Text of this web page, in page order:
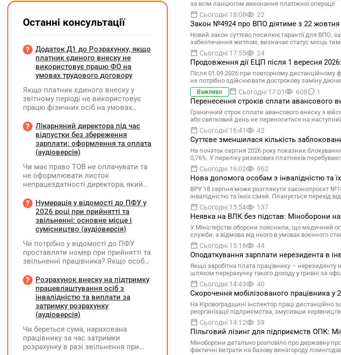
за всім ланцюгом виконання платіжної операції
Сьогодні 18:08 22
Закон №4924 про ВПО діятиме з 22 жовтня
Новий закон суттєво посилює гарантії для ВПО,
забезпечення житлом, визначає статус місць
Сьогодні 17:55 24
Продовження дії ЕЦП після 1 вересня
Після 01.09.2026 при повторному
не потрібно здійснювати дострокову заміну
Важливо Сьогодні 17:01 608 1
Перенесення строків сплати авансового
Граничний строк сплати авансового внеску з
або святковий день не переноситься на
Сьогодні 16:41 42
Суттєве зменшилася кількість
На початок серпня 2026 року показник
0,76%. У переліку ризикових платників
Сьогодні 16:02 962
Нова допомога особам з інвалідністю та
ВРУ 18 серпня може розглянути законопроєкт
інвалідністю та їхніх сімей. Планується
Сьогодні 15:54 137
Неявка на ВЛК без підстав: Міноборони
У Міністерстві оборони пояснили, що медичний
служби, а відмова від нього в умовах воєнного
Сьогодні 15:16 44
Оподаткування зарплати нерезидента в
Якщо заробітна плата працівнику – нерезиденту
шляхом перерахунку такого доходу у гривні за
Сьогодні 14:43 40
Скорочення мобілізованого працівника у
На Кіровоградщині інспектор праці дистанційно
реорганізації підприємства, змусивши
Сьогодні 14:12 59
Пільговий лізинг для підприємств ОПК:
Міноборони детально розповіло про державну
фактичні витрати на базову винагороду
Останні консультації
Додаток Д1 до Розрахунку, якщо
платник єдиного внеску не
використовує працю ФО на
умовах трудового договору
Якщо платник єдиного внеску у
звітному періоді не використовує
працю фізичних осіб на умовах
на інших умовах, передбачених
законодавством, Додаток Д1/
Додаток ФІЗ-Д1 за відповідний
період не подається
Лікарняний директора під час
відпустки без збереження
зарплати: оформлення та оплата
(аудіоверсія)
Чи має право ТОВ не оплачувати та
не оформлювати листок
непрацездатності директора, який
збереження заробітної плати під час
призупинення діяльності
підприємства?
Нумерація у відомості до ПФУ у
2026 році при прийнятті та
звільненні: основне місце і
сумісництво (аудіоверсія)
Чи потрібно у відомості до ПФУ
проставляти номер при прийнятті та
звільненні працівника? Якщо особа
місцем роботи та за сумісництвом,
чи рахується це як два роботодавці?
Розрахунок внеску на підтримку
працевлаштування осіб з
інвалідністю та виплати за
затримку розрахунку
(аудіоверсія)
Чи береться сума, нарахована
працівнику за час затримки
розрахунку в разі звільнення при